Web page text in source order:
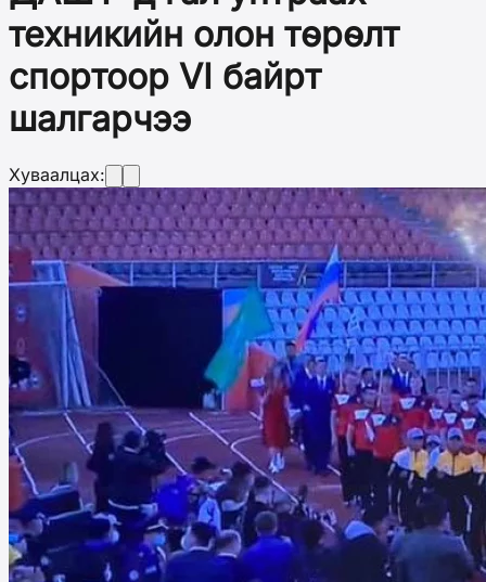
техникийн олон төрөлт
спортоор VI байрт
шалгарчээ
Хуваалцах: